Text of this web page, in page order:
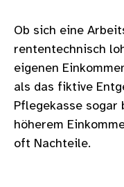
Ob sich eine
rententechnisch
eigenen
als das fiktive
Pflegekasse
höherem
oft Nachteile.